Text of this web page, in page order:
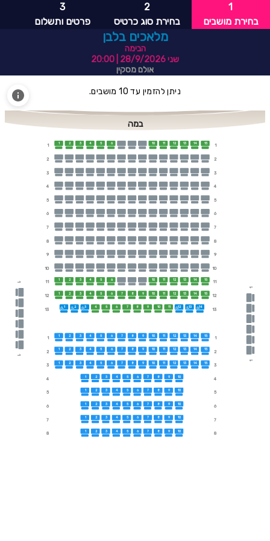
1
בחירת מושבים
2
בחירת סוג כרטיס
3
פרטים ותשלום
מלאכים בלבן
הבימה
שני 28/9/2026
אולם מסקין
ניתן להזמין עד 10 מושבים.
במה
1
1 2 3 4 5 6 10 11 12 13 14 15
1
2 2
3 3
4 4
5 5
6 6
7 7
8 8
9 9
10 10
11
1 2 3 4 5 6 10 11 12 13 14 15
11
12
1 2 3 4 5 6 7 8 9 10 11 12 13 14 15
12
13
1 2 3 4 5 6 7 8 9 10 11 12 13 14
13
1
1 2 3 4 5 6 7 8 9 10 11 12 13 14 15
1
2
1 2 3 4 5 6 7 8 9 10 11 12 13 14 15
2
3
1 2 3 4 5 6 7 8 9 10 11 12 13 14 15
3
4
1 2 3 4 5 6 7 8 9 10
4
5
1 2 3 4 5 6 7 8 9 10
5
6
1 2 3 4 5 6 7 8 9 10
6
7
1 2 3 4 5 6 7 8 9 10
7
8
1 2 3 4 5 6 7 8 9 10
8
1
1
1
1